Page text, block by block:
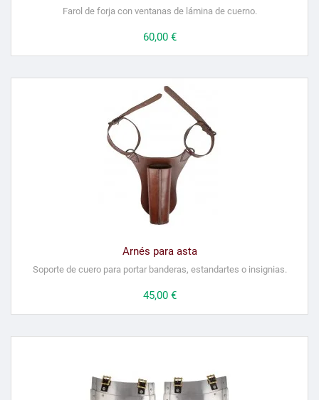
Farol de forja con ventanas de lámina de cuerno.
Precio
60,00 €
Arnés para asta
Soporte de cuero para portar banderas, estandartes o insignias.
Precio
45,00 €